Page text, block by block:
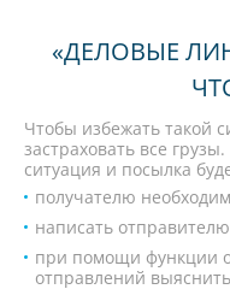
«ДЕЛОВЫЕ
Чтобы избежать такой
застраховать все
ситуация и посылка
получателю
написать
при помощи функции
отправлений